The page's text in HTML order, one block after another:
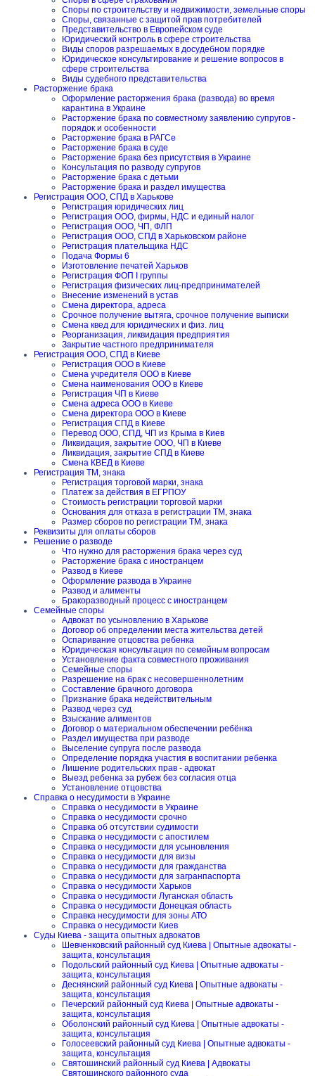
Споры по строительству и недвижимости, земельные споры
Споры, связанные с защитой прав потребителей
Представительство в Европейском суде
Юридический контроль в сфере строительства
Виды споров разрешаемых в досудебном порядке
Юридическое консультирование и решение вопросов в
сфере строительства
Виды судебного представительства
Расторжение брака
Оформление расторжения брака (развода) во время
карантина в Украине
Расторжение брака по совместному заявлению супругов -
порядок и особенности
Расторжение брака в РАГСе
Расторжение брака в суде
Расторжение брака без присутствия в Украине
Консультация по разводу супругов
Расторжение брака с детьми
Расторжение брака и раздел имущества
Регистрация ООО, СПД в Харькове
Регистрация юридических лиц
Регистрация ООО, фирмы, НДС и единый налог
Регистрация ООО, ЧП, ФЛП
Регистрация ООО, СПД в Харьковском районе
Регистрация плательщика НДС
Подача Формы 6
Изготовление печатей Харьков
Регистрация ФОП I группы
Регистрация физических лиц-предпринимателей
Внесение изменений в устав
Смена директора, адреса
Срочное получение вытяга, срочное получение выписки
Смена квед для юридических и физ. лиц
Реорганизация, ликвидация предприятия
Закрытие частного предпринимателя
Регистрация ООО, СПД в Киеве
Регистрация ООО в Киеве
Смена учредителя ООО в Киеве
Смена наименования ООО в Киеве
Регистрация ЧП в Киеве
Смена адреса ООО в Киеве
Смена директора ООО в Киеве
Регистрация СПД в Киеве
Перевод ООО, СПД, ЧП из Крыма в Киев
Ликвидация, закрытие ООО, ЧП в Киеве
Ликвидация, закрытие СПД в Киеве
Смена КВЕД в Киеве
Регистрация ТМ, знака
Регистрация торговой марки, знака
Платеж за действия в ЕГРПОУ
Стоимость регистрации торговой марки
Основания для отказа в регистрации ТМ, знака
Размер сборов по регистрации ТМ, знака
Реквизиты для оплаты сборов
Решение о разводе
Что нужно для расторжения брака через суд
Расторжение брака с иностранцем
Развод в Киеве
Оформление развода в Украине
Развод и алименты
Бракоразводный процесс с иностранцем
Семейные споры
Адвокат по усыновлению в Харькове
Договор об определении места жительства детей
Оспаривание отцовства ребенка
Юридическая консультация по семейным вопросам
Установление факта совместного проживания
Семейные споры
Разрешение на брак с несовершеннолетним
Составление брачного договора
Признание брака недействительным
Развод через суд
Взыскание алиментов
Договор о материальном обеспечении ребёнка
Раздел имущества при разводе
Выселение супруга после развода
Определение порядка участия в воспитании ребенка
Лишение родительских прав - адвокат
Выезд ребенка за рубеж без согласия отца
Установление отцовства
Справка о несудимости в Украине
Справка о несудимости в Украине
Справка о несудимости срочно
Справка об отсутствии судимости
Справка о несудимости с апостилем
Справка о несудимости для усыновления
Справка о несудимости для визы
Справка о несудимости для гражданства
Справка о несудимости для загранпаспорта
Справка о несудимости Харьков
Справка о несудимости Луганская область
Справка о несудимости Донецкая область
Справка несудимости для зоны АТО
Справка о несудимости Киев
Суды Киева - защита опытных адвокатов
Шевченковский районный суд Киева | Опытные адвокаты -
защита, консультация
Подольский районный суд Киева | Опытные адвокаты -
защита, консультация
Деснянский районный суд Киева | Опытные адвокаты -
защита, консультация
Печерский районный суд Киева | Опытные адвокаты -
защита, консультация
Оболонский районный суд Киева | Опытные адвокаты -
защита, консультация
Голосеевский районный суд Киева | Опытные адвокаты -
защита, консультация
Святошинский районный суд Киева | Адвокаты
Святошинского районного суда